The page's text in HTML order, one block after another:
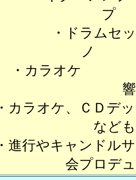
・ドラ
・カラオケ
・カラオケ、ＣＤデ
など
・進行やキャンドル
会プロデ